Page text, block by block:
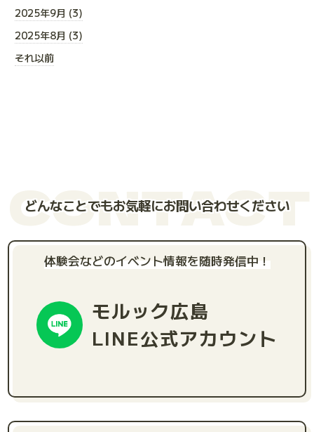
2025年9月 (3)
2025年8月 (3)
それ以前
CONTACT
どんなことでもお気軽にお問い合わせください
体験会などのイベント情報を随時発信中！
モルック広島
LINE公式アカウント